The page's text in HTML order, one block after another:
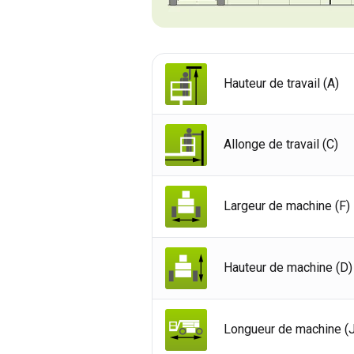
Hauteur de travail (A)
Allonge de travail (C)
Largeur de machine (F)
Hauteur de machine (D)
Longueur de machine